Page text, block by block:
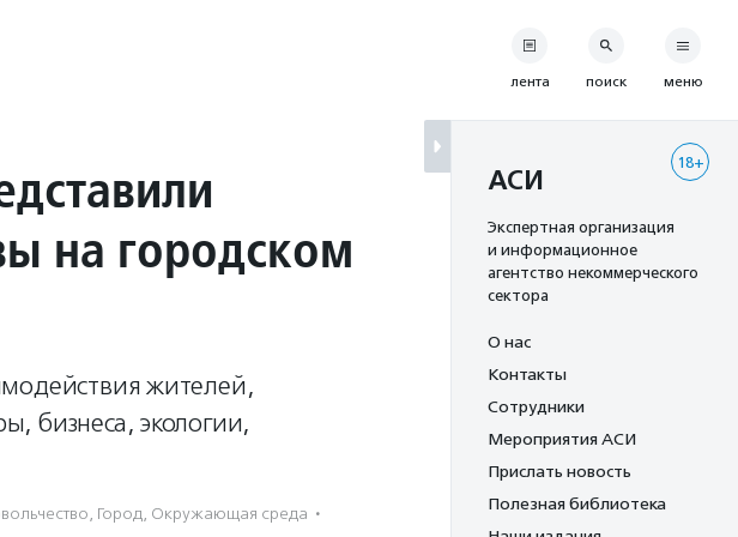
на городском
жителей,
бизнеса, экологии,
, Город, Окружающая среда ·
лента поиск меню
18+
АСИ
Экспертная организация
и информационное
агентство некоммерческого
сектора
О нас
Контакты
Сотрудники
Мероприятия АСИ
Прислать новость
Полезная библиотека